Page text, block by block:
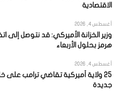
الاقتصادية
أغسطس 4, 2026
وزير الخزانة الأميركي: قد نتوصل إلى
هرمز بحلول الأربعاء
أغسطس 4, 2026
25 ولاية أميركية تقاضي ترامب
جديدة